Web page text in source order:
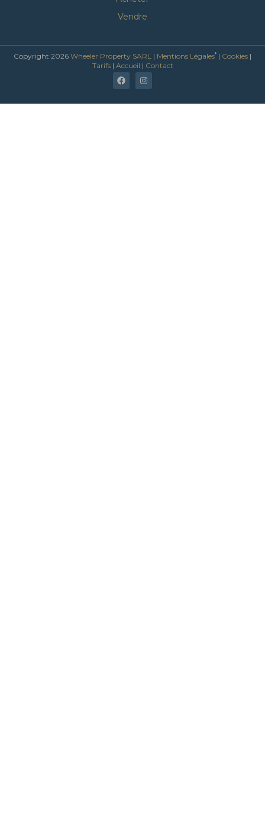
Vendre
Copyright 2026 Wheeler Property SARL | Mentions Légales* | Cookies |
Tarifs| Accueil | Contact